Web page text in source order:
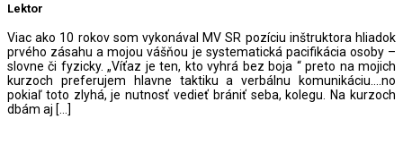
Lektor
Viac ako 10 rokov som vykonával MV SR pozíciu inštruktora hliadok
prvého zásahu a mojou vášňou je systematická pacifikácia osoby –
slovne či fyzicky. „Víťaz je ten, kto vyhrá bez boja “ preto na mojich
kurzoch preferujem hlavne taktiku a verbálnu komunikáciu….no
pokiaľ toto zlyhá, je nutnosť vedieť brániť seba, kolegu. Na kurzoch
dbám aj […]